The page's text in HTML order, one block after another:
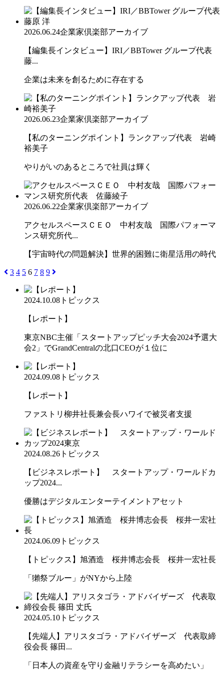
2026.06.24企業家倶楽部アーカイブ
【編集長インタビュー】IRI／BBTower グループ代表
藤...
企業は未来を創るために存在する
2026.06.23企業家倶楽部アーカイブ
【私のターニングポイント】ランクアップ代表 岩崎
裕美子
やりがいのあるところで社員は輝く
2026.06.22企業家倶楽部アーカイブ
アクセルスペースＣＥＯ 中村友哉 国際パフォーマ
ンス研究所代...
【宇宙時代の問題解決】世界的困難に衛星活用の時代
3 4 5 6 7 8 9
2024.10.08 トピックス
【レポート】
東京NBC主催「スタートアップピッチ大会2024予選大
会2」でGrandCentralの北口CEOが１位に
2024.09.08 トピックス
【レポート】
ファストリ柳井社長兼会長ハワイで被災者支援
2024.08.26 トピックス
【ビジネスレポート】 スタートアップ・ワールドカ
ップ2024...
優勝はデジタルエンターテイメントアセット
2024.06.09 トピックス
【トピックス】旭酒造 桜井博志会長 桜井一宏社長
「獺祭ブルー」がNYから上陸
2024.05.10 トピックス
【先端人】アリスタゴラ・アドバイザーズ 代表取締
役会長 篠田...
「日本人の資産を守り金融リテラシーを高めたい」